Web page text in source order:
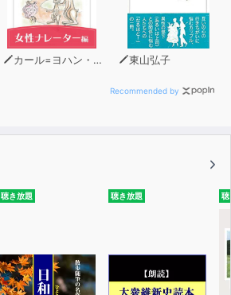
カール=ヨハン・エリーン 東山弘子
Recommended by
聴き放題 聴き放題 聴